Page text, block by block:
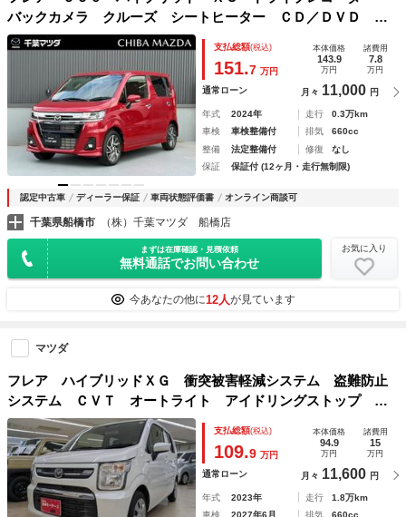
バックカメラ クルーズ シートヒーター ＣＤ／ＤＶＤ フ
ルセグ 純正キーレス ＩＳＯＦＩＸ リアＰセンサー マイ
ルドＨＶ 衝突軽減ブレーキ フォグランプ 純正ＡＷ ワン
支払総額(税込)
151.7 万円
本体価格
143.9
万円
諸費用
7.8
万円
通常ローン 月々 11,000 円
年式 2024年 走行
0.3万km
車検
車検整備付 排気
660cc
整備
法定整備付 修復
なし
保証
保証付 (12ヶ月・走行無制限)
認定中古車 ディーラー保証 車両状態評価書 オンライン商談可
千葉県船橋市 （株）千葉マツダ 船橋店
まずは在庫確認・見積依頼
無料通話でお問い合わせ
お気に入り
今あなたの他に12人が見ています
マツダ
フレア ハイブリッドＸＧ 衝突被害軽減システム 盗難防止
システム ＣＶＴ オートライト アイドリングストップ シ
ートヒーター オートエアコン スマートキー クルーズコン
トロール
支払総額(税込)
109.9 万円
本体価格
94.9
万円
諸費用
15
万円
通常ローン 月々 11,600 円
年式 2023年 走行
1.8万km
車検
2027年6月 排気 660cc